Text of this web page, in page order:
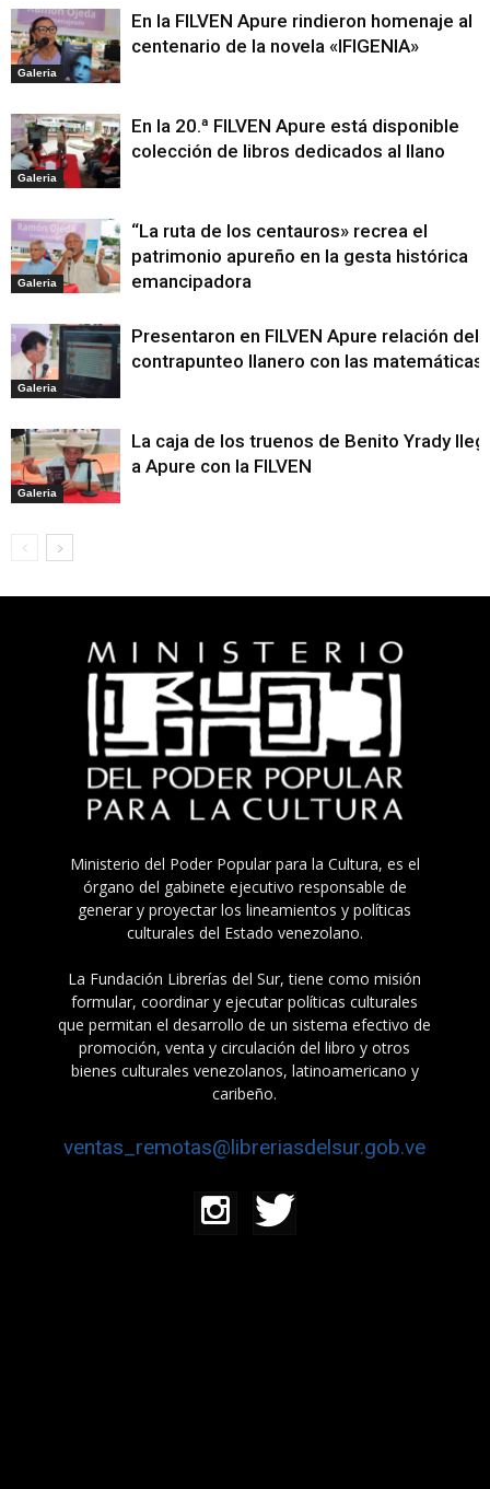
Galeria
En la FILVEN Apure rindieron homenaje al
centenario de la novela «IFIGENIA»
Galeria
En la 20.ª FILVEN Apure está disponible
colección de libros dedicados al llano
Galeria
“La ruta de los centauros» recrea el
patrimonio apureño en la gesta histórica
emancipadora
Galeria
Presentaron en FILVEN Apure relación del
contrapunteo llanero con las matemáticas
Galeria
La caja de los truenos de Benito Yrady
a Apure con la FILVEN
Ministerio del Poder Popular para la Cultura, es el
órgano del gabinete ejecutivo responsable de
generar y proyectar los lineamientos y políticas
culturales del Estado venezolano.
La Fundación Librerías del Sur, tiene como misión
formular, coordinar y ejecutar políticas culturales
que permitan el desarrollo de un sistema efectivo de
promoción, venta y circulación del libro y otros
bienes culturales venezolanos, latinoamericano y
caribeño.
ventas_remotas@libreriasdelsur.gob.ve